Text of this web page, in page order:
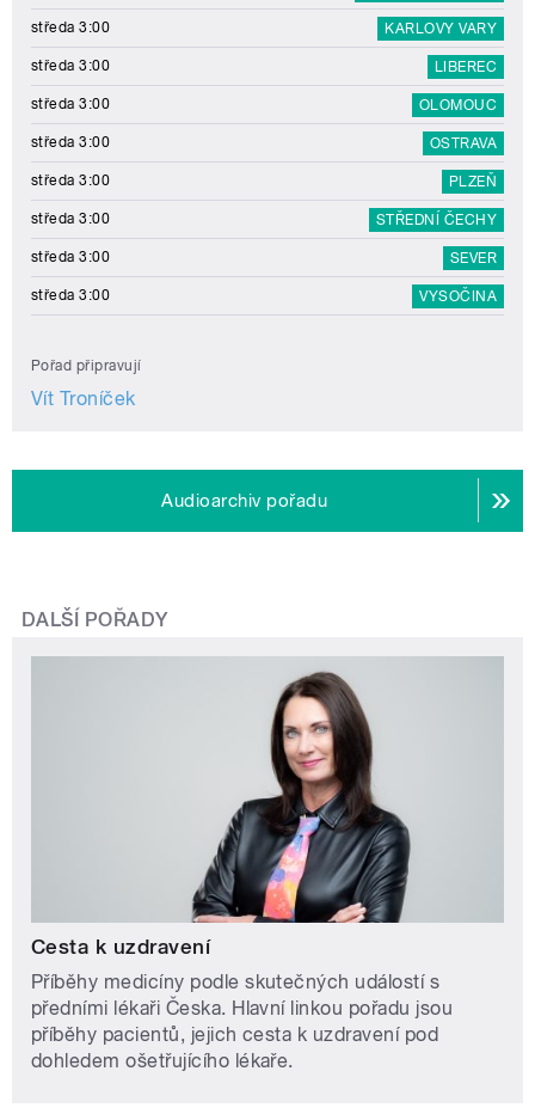
středa 3:00 KARLOVY VARY
středa 3:00 LIBEREC
středa 3:00 OLOMOUC
středa 3:00 OSTRAVA
středa 3:00 PLZEŇ
středa 3:00 STŘEDNÍ ČECHY
středa 3:00 SEVER
středa 3:00 VYSOČINA
Pořad připravují
Vít Troníček
Audioarchiv pořadu
DALŠÍ POŘADY
Cesta k uzdravení
Příběhy medicíny podle skutečných událostí s
předními lékaři Česka. Hlavní linkou pořadu jsou
příběhy pacientů, jejich cesta k uzdravení pod
dohledem ošetřujícího lékaře.